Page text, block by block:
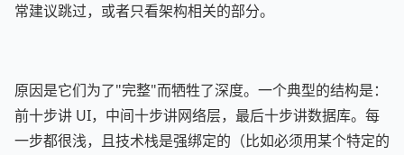
常建议跳过，或者只看架构相关的部分。
原因是它们为了"完整"而牺牲了深度。一个典型的结构是：
前十步讲 UI，中间十步讲网络层，最后十步讲数据库。每
一步都很浅，且技术栈是强绑定的（比如必须用某个特定的